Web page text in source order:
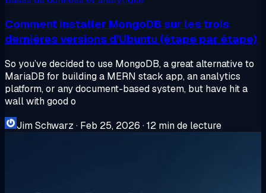
Comment installer MongoDB sur les trois
dernières versions d'Ubuntu (étape par étape)
So you’ve decided to use MongoDB, a great alternative to
MariaDB for building a MERN stack app, an analytics
platform, or any document-based system, but have hit a
wall with good o
Jim Schwarz · Feb 25, 2026 ·12 min de lecture